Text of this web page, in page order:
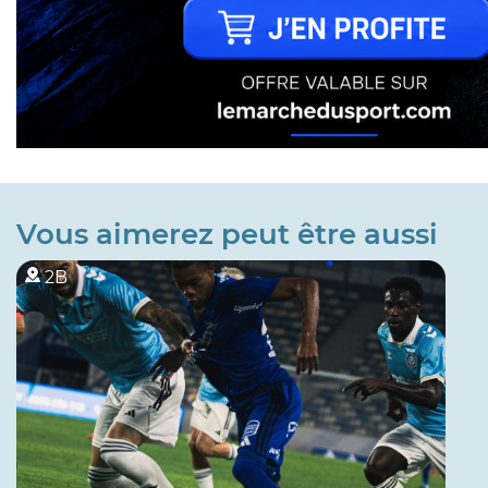
Vous aimerez peut être aussi
2B